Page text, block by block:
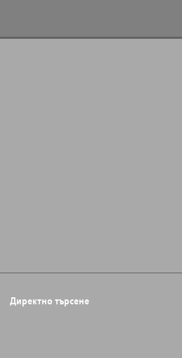
Директно търсене